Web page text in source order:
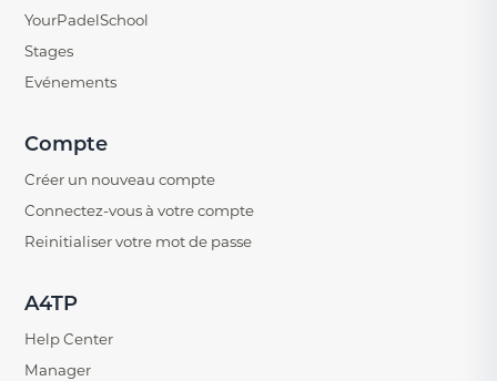
YourPadelSchool
Stages
Evénements
Compte
Créer un nouveau compte
Connectez-vous à votre compte
Reinitialiser votre mot de passe
A4TP
Help Center
Manager